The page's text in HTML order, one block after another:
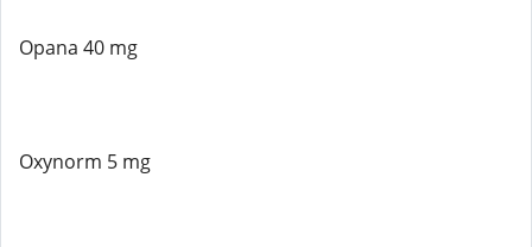
Opana 40 mg
Oxynorm 5 mg